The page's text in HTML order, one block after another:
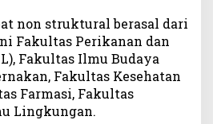
non struktural berasal dari
Fakultas Perikanan dan
Fakultas Ilmu Budaya
Fakultas Kesehatan
Farmasi, Fakultas
Lingkungan.